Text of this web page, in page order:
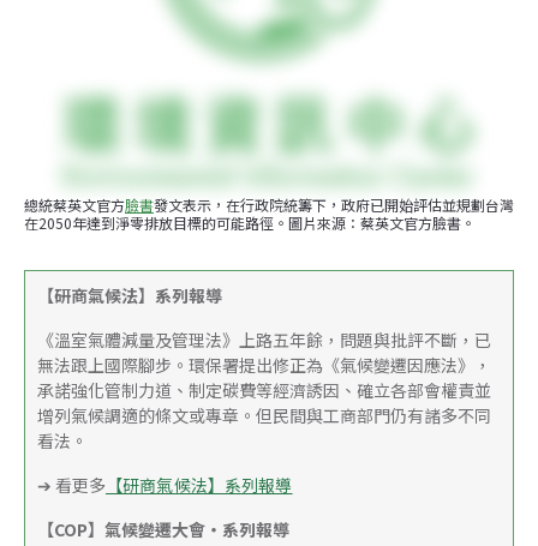
總統蔡英文官方臉書發文表示，在行政院統籌下，政府已開始評估並規劃台灣
在2050年達到淨零排放目標的可能路徑。圖片來源：蔡英文官方臉書。
【研商氣候法】系列報導
《溫室氣體減量及管理法》上路五年餘，問題與批評不斷，已
無法跟上國際腳步。環保署提出修正為《氣候變遷因應法》，
承諾強化管制力道、制定碳費等經濟誘因、確立各部會權責並
增列氣候調適的條文或專章。但民間與工商部門仍有諸多不同
看法。
➔ 看更多 【研商氣候法】系列報導
【COP】氣候變遷大會・系列報導